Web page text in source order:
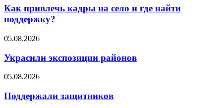
Как привлечь кадры на село и где найти
поддержку?
05.08.2026
Украсили экспозиции районов
05.08.2026
Поддержали защитников